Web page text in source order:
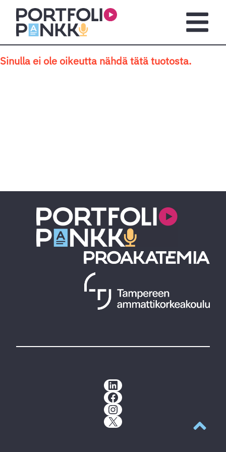
Siirry sisältöön
Sinulla ei ole oikeutta nähdä tätä tuotosta.
LinkedIn
Facebook
Instagram
X
Takaisin